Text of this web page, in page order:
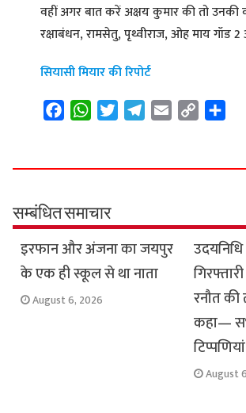
वहीं अगर बात करें अक्षय कुमार की तो
रक्षाबंधन, रामसेतु, पृथ्वीराज, ओह माय गॉड
सियासी मियार की रिपोर्ट
F
e
o
o
k
W
t
A
p
p
T
t
r
T
e
a
m
E
i
C
y
n
k
S
r
सम्बंधित समाचार
इरफान और अंजना का जयपुर
के एक ही स्कूल से था नाता
August 6, 2026
रनौत की
कहा—
August